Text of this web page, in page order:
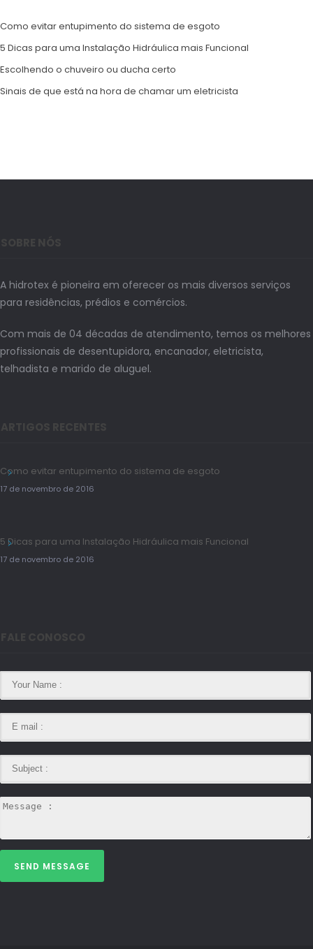
Como evitar entupimento do sistema de esgoto
5 Dicas para uma Instalação Hidráulica mais Funcional
Escolhendo o chuveiro ou ducha certo
Sinais de que está na hora de chamar um eletricista
A hidrotex é pioneira em oferecer os mais diversos serviços
para residências, prédios e comércios.
Com mais de 04 décadas de atendimento, temos os melhores
profissionais de desentupidora, encanador, eletricista,
telhadista e marido de aluguel.
Como evitar entupimento do sistema de esgoto
17 de novembro de 2016
5 Dicas para uma Instalação Hidráulica mais Funcional
17 de novembro de 2016
SEND MESSAGE